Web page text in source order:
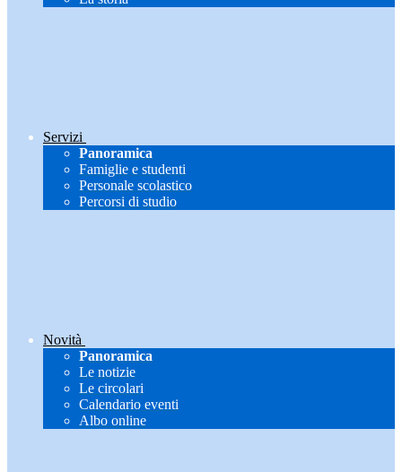
Servizi
Panoramica
Famiglie e studenti
Personale scolastico
Percorsi di studio
Novità
Panoramica
Le notizie
Le circolari
Calendario eventi
Albo online